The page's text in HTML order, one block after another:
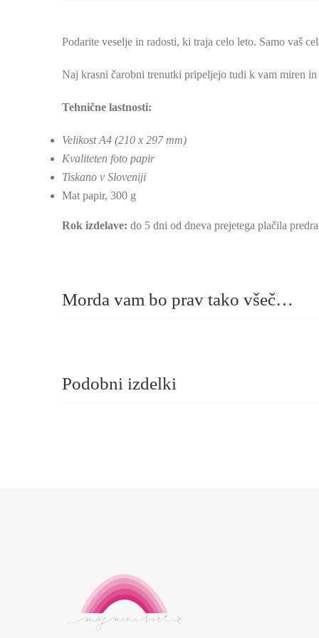
Podarite veselje in radosti, ki traja celo leto. Samo vaš
Naj krasni čarobni trenutki pripeljejo tudi k vam miren in
Tehnične lastnosti:
Velikost A4 (210 x 297 mm)
Kvaliteten foto papir
Tiskano v Sloveniji
Mat papir, 300 g
Rok izdelave: do 5 dni od dneva prejetega plačila
Morda vam bo prav tako všeč…
Podobni izdelki